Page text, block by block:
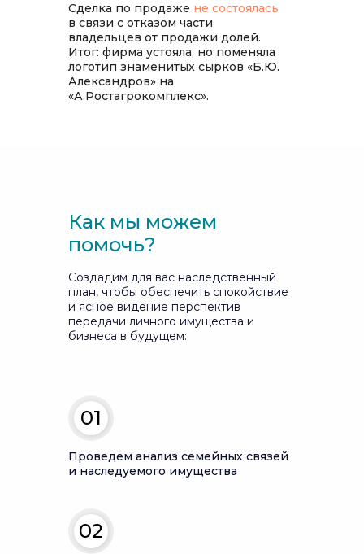
Сделка по продаже не состоялась
в связи с отказом части
владельцев от продажи долей.
Итог: фирма устояла, но поменяла
логотип знаменитых сырков «Б.Ю.
Александров» на
«А.Ростагрокомплекс».
Как мы можем
помочь?
Создадим для вас наследственный
план, чтобы обеспечить спокойствие
и ясное видение перспектив
передачи личного имущества и
бизнеса в будущем:
Проведем анализ семейных связей
и наследуемого имущества
01
02